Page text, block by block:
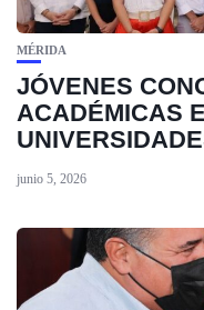
MÉRIDA
JÓVENES
ACADÉMICAS
junio 5, 2026